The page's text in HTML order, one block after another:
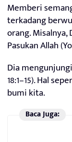
Memberi
terkadang
orang. Misalnya,
Pasukan Allah
Dia
18:1–15). Hal
bumi kita.
Baca Juga: